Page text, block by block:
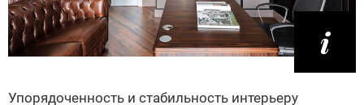
Упорядоченность и стабильность интерьеру